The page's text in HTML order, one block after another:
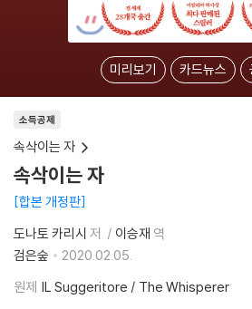
미리보기 카드뉴스
소득공제
속삭이는 자
속삭이는 자
합본 개정판
도나토 카리시 저 이승재 역
검은숲
2020.02.05.
원제 IL Suggeritore / The Whisperer